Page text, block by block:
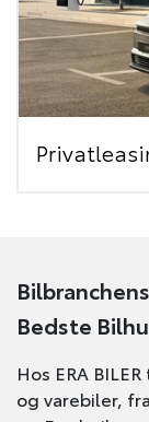
Bedste
Hos ERA
og varebiler,